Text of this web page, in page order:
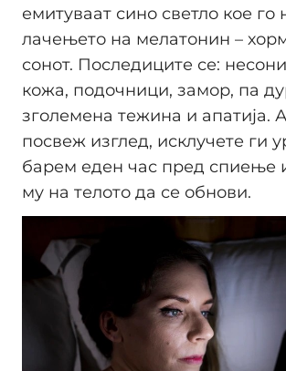
емитуваат сино светло кое го
лачењето на мелатонин –
сонот. Последиците се:
кожа, подочници, замор, па
зголемена тежина и апатија.
посвеж изглед, исклучете ги
барем еден час пред спиење
му на телото да се обнови.